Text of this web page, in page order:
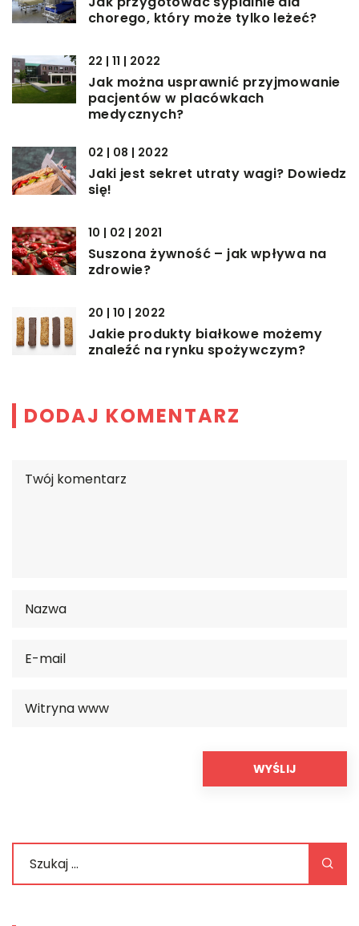
chorego, który może tylko leżeć?
22 | 11 | 2022
Jak można usprawnić przyjmowanie
pacjentów w placówkach
medycznych?
02 | 08 | 2022
Jaki jest sekret utraty wagi? Dowiedz
się!
10 | 02 | 2021
Suszona żywność – jak wpływa na
zdrowie?
20 | 10 | 2022
Jakie produkty białkowe możemy
znaleźć na rynku spożywczym?
DODAJ KOMENTARZ